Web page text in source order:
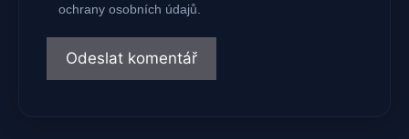
ochrany osobních údajů.